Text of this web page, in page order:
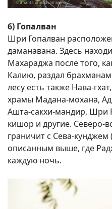
6) Гопалван
Шри Гопалван
даманавана. Здесь
Махараджа после того,
Калию, раздал
лесу есть также Нава-
храмы Мадана-мохана,
Ашта-сакхи-мандир, Шри
кишор и другие. Северо-
граничит с Сева-
описанным выше, где
каждую ночь.